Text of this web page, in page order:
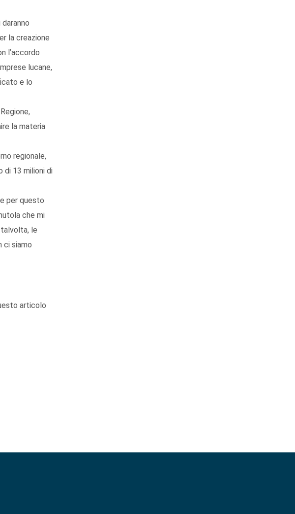
la creazione
l’accordo
lucane,
e lo
la materia
regionale,
di 13 milioni di
per questo
che mi
le
ci siamo
articolo